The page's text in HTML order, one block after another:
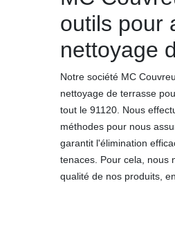
outils pour
nettoyage
Notre société MC
nettoyage de terrasse
tout le 91120. Nous
méthodes pour nous
garantit l'élimination
tenaces. Pour cela, nous
qualité de nos produits,